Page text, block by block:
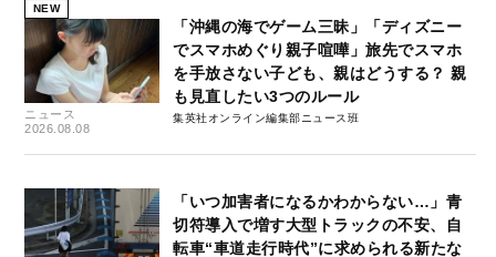
NEW
ニュース
2026.08.08
「沖縄の海でゲーム三昧」「ディズニー
でスマホめぐり親子喧嘩」旅先でスマホ
を手放さない子ども、親はどうする？ 親
も見直したい3つのルール
集英社オンライン編集部ニュース班
「いつ加害者になるかわからない…」青
切符導入で増す大型トラックの不安、自
転車“車道走行時代”に求められる新たな